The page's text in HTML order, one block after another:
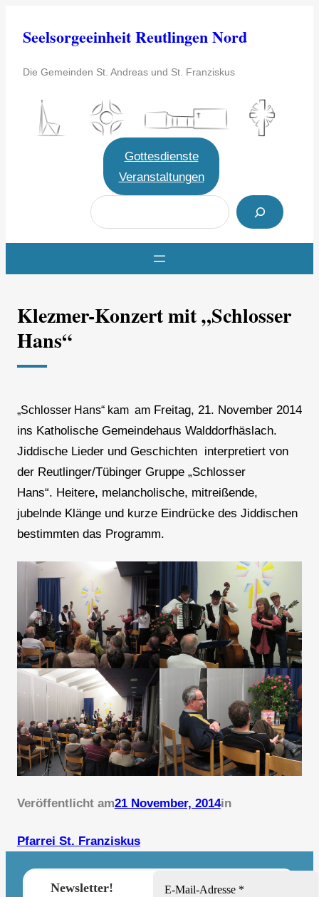
InhaltSeelsorgeeinheit Reutlingen Nord
Die Gemeinden St. Andreas und St. Franziskus
Gottesdienste
Veranstaltungen
S
u
c
n
Klezmer-Konzert mit „Schlosser
Hans“
„Schlosser Hans“ kam amFreitag, 21. November 2014
ins Katholische Gemeindehaus Walddorfhäslach.
Jiddische Lieder und Geschichten interpretiert von
der Reutlinger/Tübinger Gruppe „Schlosser
Hans“. Heitere, melancholische, mitreißende,
jubelnde Klänge und kurze Eindrücke des Jiddischen
bestimmten das Programm.
Veröffentlicht am21 November, 2014in
Pfarrei St. Franziskus
Newsletter!